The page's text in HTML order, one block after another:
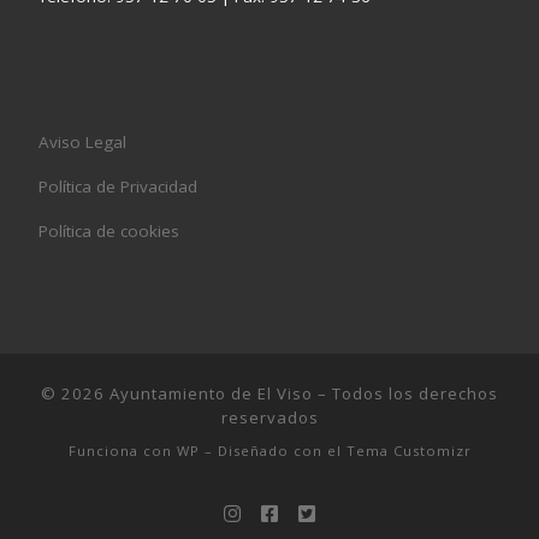
Aviso Legal
Política de Privacidad
Política de cookies
© 2026 Ayuntamiento de El Viso – Todos los derechos
reservados
Funciona con WP – Diseñado con el Tema Customizr